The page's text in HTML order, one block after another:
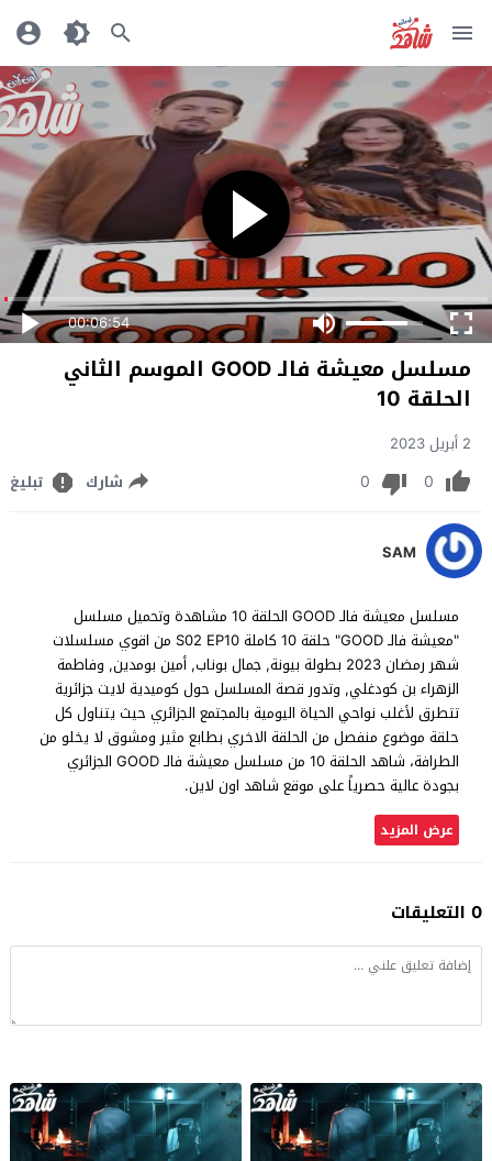
00:06:54
مسلسل معيشة فالـ GOOD الموسم الثاني
الحلقة 10
2 أبريل 2023
0
0 شارك تبليغ
SAM
مسلسل معيشة فالـ GOOD الحلقة 10 مشاهدة وتحميل مسلسل
"معيشة فالـ GOOD" حلقة 10 كاملة S02 EP10 من اقوي مسلسلات
شهر رمضان 2023 بطولة بيونة, جمال بوناب, أمين بومدين, وفاطمة
الزهراء بن كودغلي, وتدور قصة المسلسل حول كوميدية لايت جزائرية
تتطرق لأغلب نواحي الحياة اليومية بالمجتمع الجزائري حيث يتناول كل
حلقة موضوع منفصل من الحلقة الاخري بطابع مثير ومشوق لا يخلو من
الطرافة، شاهد الحلقة 10 من مسلسل معيشة فالـ GOOD الجزائري
بجودة عالية حصرياً على موقع شاهد اون لاين.
عرض المزيد
0 التعليقات